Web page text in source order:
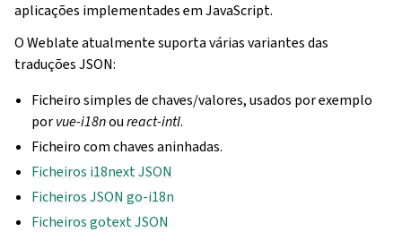
aplicações implementades em JavaScript.
O Weblate atualmente suporta várias variantes das
traduções JSON:
Ficheiro simples de chaves/valores, usados por exemplo
porvue-i18noureact-intl.
Ficheiro com chaves aninhadas.
Ficheiros i18next JSON
Ficheiros JSON go-i18n
Ficheiros gotext JSON